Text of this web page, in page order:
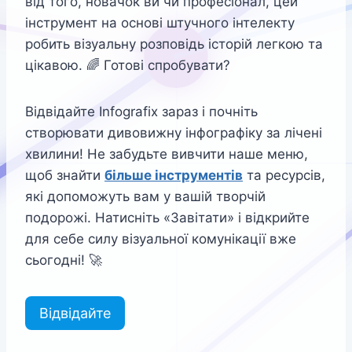
інструмент на основі штучного інтелекту
робить візуальну розповідь історій легкою та
цікавою. 🌈 Готові спробувати?
Відвідайте Infografix зараз і почніть
створювати дивовижну інфографіку за лічені
хвилини! Не забудьте вивчити наше меню,
щоб знайти більше інструментів та ресурсів,
які допоможуть вам у вашій творчій
подорожі. Натисніть «Завітати» і відкрийте
для себе силу візуальної комунікації вже
сьогодні! 🚀
Відвідайте